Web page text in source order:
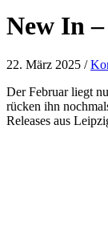
New In
22. März 2025 /
Der Februar liegt
rücken ihn
Releases aus